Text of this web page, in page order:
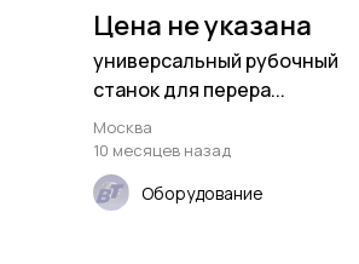
Цена не указана
универсальный рубочный
станок для перера...
Москва
10 месяцев назад
Оборудование